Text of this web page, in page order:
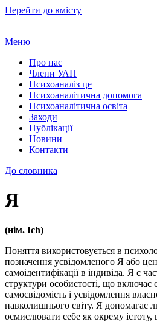
Перейти до вмісту
Меню
Про нас
Члени УАП
Психоаналіз це
Психоаналітична допомога
Психоаналітична освіта
Заходи
Публікації
Новини
Контакти
До словника
Я
(нім. Ich)
Поняття використовується в
позначення усвідомленого Я або
самоідентифікації в індивіда. Я є
структури особистості, що включає
самосвідомість і усвідомлення
навколишнього світу. Я допомагає
осмислювати себе як окрему істоту,